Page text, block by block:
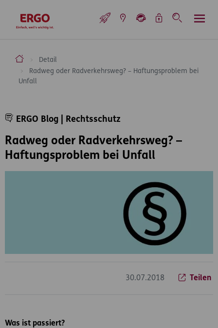
zur Startseite
ERGO Versicherung Aktiengesellschaft
Detail
Radweg oder Radverkehrsweg? – Haftungsproblem bei
Unfall
Radweg oder Radverkehrsweg? –
Haftungsproblem bei Unfall
ERGO Blog | Rechtsschutz
30.07.2018 Teilen
Was ist passiert?